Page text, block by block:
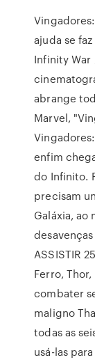
ajuda se
Infinity War
abrange
Marvel,
enfim
do Infinito.
precisam
Galáxia,
ASSISTIR
Ferro,
combater
maligno
todas as
usá-las